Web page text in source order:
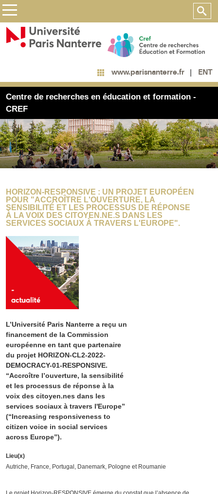
www.parisnanterre.fr ENT
Centre de recherches en éducation et formation -
CREF
HORIZON-RESPONSIVE : UN PROJET EUROPÉEN
POUR "ACCROÎTRE L'OUVERTURE, LA
SENSIBILITÉ ET LES PROCESSUS DE RÉPONSE
À LA VOIX DES CITOYEN.NE.S DANS LES
SERVICES SOCIAUX À TRAVERS L'EUROPE".
L’Université Paris Nanterre a reçu un
financement de la Commission
européenne en tant que partenaire
du projet HORIZON-CL2-2022-
DEMOCRACY-01-RESPONSIVE.
“Accroître l’ouverture, la sensibilité
et les processus de réponse à la
voix des citoyen.nes dans les
services sociaux à travers l'Europe”
(“Increasing responsiveness to
citizen voice in social services
across Europe”).
Lieu(x)
Autriche, France, Portugal, Danemark, Pologne et Roumanie